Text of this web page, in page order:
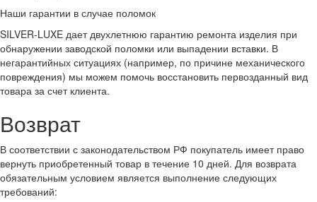
Наши гарантии в случае поломок
SILVER-LUXE дает двухлетнюю гарантию ремонта изделия при
обнаружении заводской поломки или выпадении вставки. В
негарантийных ситуациях (например, по причине механического
повреждения) мы можем помочь восстановить первозданный вид
товара за счет клиента.
Возврат
В соответствии с законодательством РФ покупатель имеет право
вернуть приобретенный товар в течение 10 дней. Для возврата
обязательным условием является выполнение следующих
требований: